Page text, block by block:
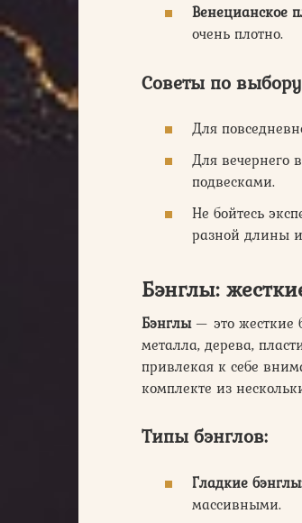
Венецианское
очень плотно.
Советы по
Для
Для вечернего
подвесками.
Не бойтесь
разной длины
Бэнглы:
Бэнглы— это жесткие
металла, дерева,
привлекая к себе
комплекте из
Типы бэнглов:
Гладкие
массивными.